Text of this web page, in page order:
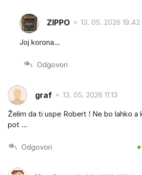
ZIPPO 13. 05. 2026 19.42
Joj korona...
Odgovori
graf 13. 05. 2026 11.13
Želim da ti uspe Robert ! Ne bo lahko a
pot ...
Odgovori